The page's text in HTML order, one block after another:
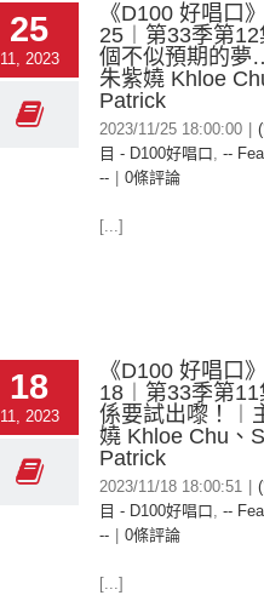
25
11, 2023
《D100 好唱口
25︱第33季第
個不似預期的夢
朱紫嬈 Khloe
Patrick
2023/11/25 18:00:00
目 - D100好唱口, --
--
0條評論
[...]
18
11, 2023
《D100 好唱口
18︱第33季第
係要試出嚟！︱
嬈 Khloe Chu、
Patrick
2023/11/18 18:00:51
目 - D100好唱口, --
--
0條評論
[...]